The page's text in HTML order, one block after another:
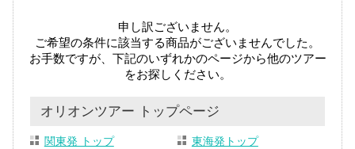
申し訳ございません。
ご希望の条件に該当する商品がございませんでした。
お手数ですが、下記のいずれかのページから他のツアー
をお探しください。
オリオンツアー トップページ
関東発 トップ 東海発トップ